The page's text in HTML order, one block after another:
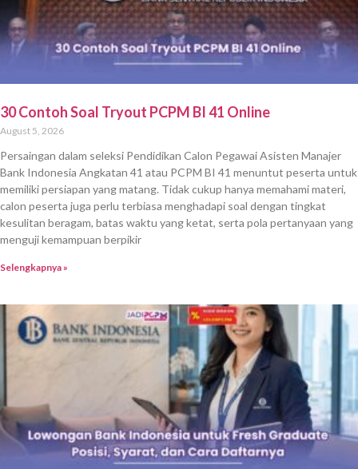
30 Contoh Soal Tryout PCPM BI 41 Online
August 5, 2026
Persaingan dalam seleksi Pendidikan Calon Pegawai Asisten Manajer
Bank Indonesia Angkatan 41 atau PCPM BI 41 menuntut peserta untuk
memiliki persiapan yang matang. Tidak cukup hanya memahami materi,
calon peserta juga perlu terbiasa menghadapi soal dengan tingkat
kesulitan beragam, batas waktu yang ketat, serta pola pertanyaan yang
menguji kemampuan berpikir
Selengkapnya »